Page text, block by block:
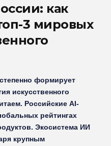
как
3 мировых
искусственного
AI-
рейтингах
ИИ
крупным